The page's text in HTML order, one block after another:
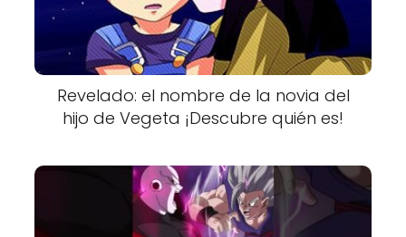
Revelado: el nombre de la novia del
hijo de Vegeta ¡Descubre quién es!